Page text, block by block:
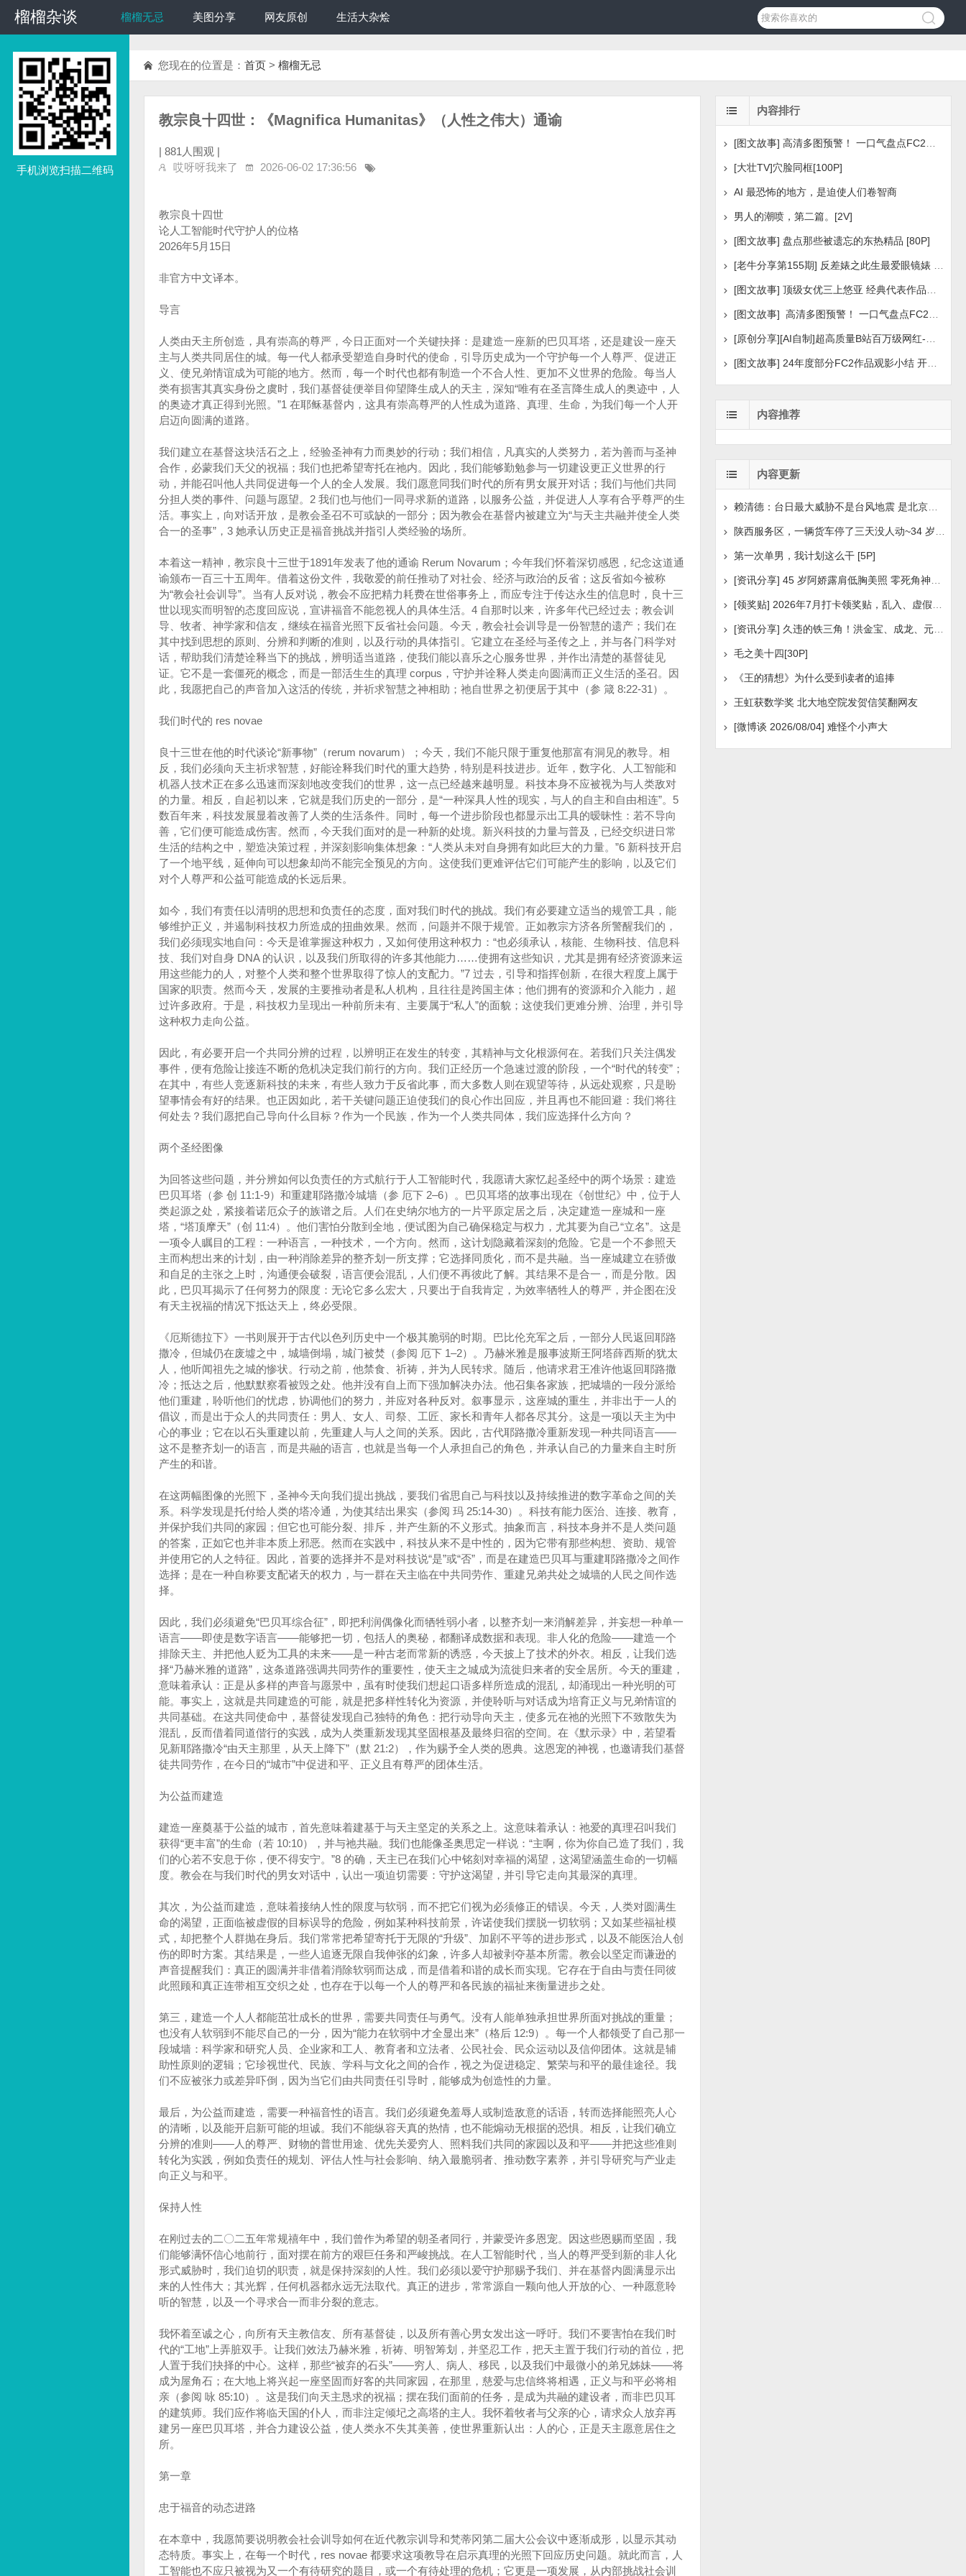
榴榴杂谈
榴榴杂谈 榴榴无忌 美图分享 网友原创 生活大杂烩
手机浏览扫描二维码
您现在的位置是： 首页 > 榴榴无忌
教宗良十四世：《Magnifica Humanitas》（人性之伟大）通谕
| 881人围观 |
哎呀呀我来了
2026-06-02 17:36:56
教宗良十四世
论人工智能时代守护人的位格
2026年5月15日
非官方中文译本。
导言
人类由天主所创造，具有崇高的尊严，今日正面对一个关键抉择：是建造一座新的巴贝耳塔，还是建设一座天
主与人类共同居住的城。每一代人都承受塑造自身时代的使命，引导历史成为一个守护每一个人尊严、促进正
义、使兄弟情谊成为可能的地方。然而，每一个时代也都有制造一个不合人性、更加不义世界的危险。每当人
类有损害其真实身份之虞时，我们基督徒便举目仰望降生成人的天主，深知“唯有在圣言降生成人的奥迹中，人
的奥迹才真正得到光照。”1 在耶稣基督内，这具有崇高尊严的人性成为道路、真理、生命，为我们每一个人开
启迈向圆满的道路。
我们建立在基督这块活石之上，经验圣神有力而奥妙的行动；我们相信，凡真实的人类努力，若为善而与圣神
合作，必蒙我们天父的祝福；我们也把希望寄托在祂内。因此，我们能够勤勉参与一切建设更正义世界的行
动，并能召叫他人共同促进每一个人的全人发展。我们愿意同我们时代的所有男女展开对话；我们与他们共同
分担人类的事件、问题与愿望。2 我们也与他们一同寻求新的道路，以服务公益，并促进人人享有合乎尊严的生
活。事实上，向对话开放，是教会圣召不可或缺的一部分；因为教会在基督内被建立为“与天主共融并使全人类
合一的圣事”，3 她承认历史正是福音挑战并指引人类经验的场所。
本着这一精神，教宗良十三世于1891年发表了他的通谕 Rerum Novarum；今年我们怀着深切感恩，纪念这道通
谕颁布一百三十五周年。借着这份文件，我敬爱的前任推动了对社会、经济与政治的反省；这反省如今被称
为“教会社会训导”。当有人反对说，教会不应把精力耗费在世俗事务上，而应专注于传达永生的信息时，良十三
世以现实而明智的态度回应说，宣讲福音不能忽视人的具体生活。4 自那时以来，许多年代已经过去；教会训
导、牧者、神学家和信友，继续在福音光照下反省社会问题。今天，教会社会训导是一份智慧的遗产；我们在
其中找到思想的原则、分辨和判断的准则，以及行动的具体指引。它建立在圣经与圣传之上，并与各门科学对
话，帮助我们清楚诠释当下的挑战，辨明适当道路，使我们能以喜乐之心服务世界，并作出清楚的基督徒见
证。它不是一套僵死的概念，而是一部活生生的真理 corpus，守护并诠释人类走向圆满而正义生活的圣召。因
此，我愿把自己的声音加入这活的传统，并祈求智慧之神相助；祂自世界之初便居于其中（参 箴 8:22-31）。
我们时代的 res novae
良十三世在他的时代谈论“新事物”（rerum novarum）；今天，我们不能只限于重复他那富有洞见的教导。相
反，我们必须向天主祈求智慧，好能诠释我们时代的重大趋势，特别是科技进步。近年，数字化、人工智能和
机器人技术正在多么迅速而深刻地改变我们的世界，这一点已经越来越明显。科技本身不应被视为与人类敌对
的力量。相反，自起初以来，它就是我们历史的一部分，是“一种深具人性的现实，与人的自主和自由相连”。5
数百年来，科技发展显着改善了人类的生活条件。同时，每一个进步阶段也都显示出工具的暧昧性：若不导向
善，它们便可能造成伤害。然而，今天我们面对的是一种新的处境。新兴科技的力量与普及，已经交织进日常
生活的结构之中，塑造决策过程，并深刻影响集体想象：“人类从未对自身拥有如此巨大的力量。”6 新科技开启
了一个地平线，延伸向可以想象却尚不能完全预见的方向。这使我们更难评估它们可能产生的影响，以及它们
对个人尊严和公益可能造成的长远后果。
如今，我们有责任以清明的思想和负责任的态度，面对我们时代的挑战。我们有必要建立适当的规管工具，能
够维护正义，并遏制科技权力所造成的扭曲效果。然而，问题并不限于规管。正如教宗方济各所警醒我们的，
我们必须现实地自问：今天是谁掌握这种权力，又如何使用这种权力：“也必须承认，核能、生物科技、信息科
技、我们对自身 DNA 的认识，以及我们所取得的许多其他能力……使拥有这些知识，尤其是拥有经济资源来运
用这些能力的人，对整个人类和整个世界取得了惊人的支配力。”7 过去，引导和指挥创新，在很大程度上属于
国家的职责。然而今天，发展的主要推动者是私人机构，且往往是跨国主体；他们拥有的资源和介入能力，超
过许多政府。于是，科技权力呈现出一种前所未有、主要属于“私人”的面貌；这使我们更难分辨、治理，并引导
这种权力走向公益。
因此，有必要开启一个共同分辨的过程，以辨明正在发生的转变，其精神与文化根源何在。若我们只关注偶发
事件，便有危险让接连不断的危机决定我们前行的方向。我们正经历一个急速过渡的阶段，一个“时代的转变”；
在其中，有些人竞逐新科技的未来，有些人致力于反省此事，而大多数人则在观望等待，从远处观察，只是盼
望事情会有好的结果。也正因如此，若干关键问题正迫使我们的良心作出回应，并且再也不能回避：我们将往
何处去？我们愿把自己导向什么目标？作为一个民族，作为一个人类共同体，我们应选择什么方向？
两个圣经图像
为回答这些问题，并分辨如何以负责任的方式航行于人工智能时代，我愿请大家忆起圣经中的两个场景：建造
巴贝耳塔（参 创 11:1-9）和重建耶路撒冷城墙（参 厄下 2–6）。巴贝耳塔的故事出现在《创世纪》中，位于人
类起源之处，紧接着诺厄众子的族谱之后。人们在史纳尔地方的一片平原定居之后，决定建造一座城和一座
塔，“塔顶摩天”（创 11:4）。他们害怕分散到全地，便试图为自己确保稳定与权力，尤其要为自己“立名”。这是
一项令人瞩目的工程：一种语言，一种技术，一个方向。然而，这计划隐藏着深刻的危险。它是一个不参照天
主而构想出来的计划，由一种消除差异的整齐划一所支撑；它选择同质化，而不是共融。当一座城建立在骄傲
和自足的主张之上时，沟通便会破裂，语言便会混乱，人们便不再彼此了解。其结果不是合一，而是分散。因
此，巴贝耳揭示了任何努力的限度：无论它多么宏大，只要出于自我肯定，为效率牺牲人的尊严，并企图在没
有天主祝福的情况下抵达天上，终必受限。
《厄斯德拉下》一书则展开于古代以色列历史中一个极其脆弱的时期。巴比伦充军之后，一部分人民返回耶路
撒冷，但城仍在废墟之中，城墙倒塌，城门被焚（参阅 厄下 1–2）。乃赫米雅是服事波斯王阿塔薛西斯的犹太
人，他听闻祖先之城的惨状。行动之前，他禁食、祈祷，并为人民转求。随后，他请求君王准许他返回耶路撒
冷；抵达之后，他默默察看被毁之处。他并没有自上而下强加解决办法。他召集各家族，把城墙的一段分派给
他们重建，聆听他们的忧虑，协调他们的努力，并应对各种反对。叙事显示，这座城的重生，并非出于一人的
倡议，而是出于众人的共同责任：男人、女人、司祭、工匠、家长和青年人都各尽其分。这是一项以天主为中
心的事业；它在以石头重建以前，先重建人与人之间的关系。因此，古代耶路撒冷重新发现一种共同语言——
这不是整齐划一的语言，而是共融的语言，也就是当每一个人承担自己的角色，并承认自己的力量来自主时所
产生的和谐。
在这两幅图像的光照下，圣神今天向我们提出挑战，要我们省思自己与科技以及持续推进的数字革命之间的关
系。科学发现是托付给人类的塔冷通，为使其结出果实（参阅 玛 25:14-30）。科技有能力医治、连接、教育，
并保护我们共同的家园；但它也可能分裂、排斥，并产生新的不义形式。抽象而言，科技本身并不是人类问题
的答案，正如它也并非本质上邪恶。然而在实践中，科技从来不是中性的，因为它带有那些构想、资助、规管
并使用它的人之特征。因此，首要的选择并不是对科技说“是”或“否”，而是在建造巴贝耳与重建耶路撒冷之间作
选择；是在一种自称要支配诸天的权力，与一群在天主临在中共同劳作、重建兄弟共处之城墙的人民之间作选
择。
因此，我们必须避免“巴贝耳综合征”，即把利润偶像化而牺牲弱小者，以整齐划一来消解差异，并妄想一种单一
语言——即使是数字语言——能够把一切，包括人的奥秘，都翻译成数据和表现。非人化的危险——建造一个
排除天主、并把他人贬为工具的未来——是一种古老而常新的诱惑，今天披上了技术的外衣。相反，让我们选
择“乃赫米雅的道路”，这条道路强调共同劳作的重要性，使天主之城成为流徙归来者的安全居所。今天的重建，
意味着承认：正是从多样的声音与愿景中，虽有时使我们想起口语多样所造成的混乱，却涌现出一种光明的可
能。事实上，这就是共同建造的可能，就是把多样性转化为资源，并使聆听与对话成为培育正义与兄弟情谊的
共同基础。在这共同使命中，基督徒发现自己独特的角色：把行动导向天主，使多元在祂的光照下不致散失为
混乱，反而借着同道偕行的实践，成为人类重新发现其坚固根基及最终归宿的空间。在《默示录》中，若望看
见新耶路撒冷“由天主那里，从天上降下”（默 21:2），作为赐予全人类的恩典。这恩宠的神视，也邀请我们基督
徒共同劳作，在今日的“城市”中促进和平、正义且有尊严的团体生活。
为公益而建造
建造一座奠基于公益的城市，首先意味着建基于与天主坚定的关系之上。这意味着承认：祂爱的真理召叫我们
获得“更丰富”的生命（若 10:10），并与祂共融。我们也能像圣奥思定一样说：“主啊，你为你自己造了我们，我
们的心若不安息于你，便不得安宁。”8 的确，天主已在我们心中铭刻对幸福的渴望，这渴望涵盖生命的一切幅
度。教会在与我们时代的男女对话中，认出一项迫切需要：守护这渴望，并引导它走向其最深的真理。
其次，为公益而建造，意味着接纳人性的限度与软弱，而不把它们视为必须修正的错误。今天，人类对圆满生
命的渴望，正面临被虚假的目标误导的危险，例如某种科技前景，许诺使我们摆脱一切软弱；又如某些福祉模
式，却把整个人群抛在身后。我们常常把希望寄托于无限的“升级”、加剧不平等的进步形式，以及不能医治人创
伤的即时方案。其结果是，一些人追逐无限自我伸张的幻象，许多人却被剥夺基本所需。教会以坚定而谦逊的
声音提醒我们：真正的圆满并非借着消除软弱而达成，而是借着和谐的成长而实现。它存在于自由与责任同彼
此照顾和真正连带相互交织之处，也存在于以每一个人的尊严和各民族的福祉来衡量进步之处。
第三，建造一个人人都能茁壮成长的世界，需要共同责任与勇气。没有人能单独承担世界所面对挑战的重量；
也没有人软弱到不能尽自己的一分，因为“能力在软弱中才全显出来”（格后 12:9）。每一个人都领受了自己那一
段城墙：科学家和研究人员、企业家和工人、教育者和立法者、公民社会、民众运动以及信仰团体。这就是辅
助性原则的逻辑；它珍视世代、民族、学科与文化之间的合作，视之为促进稳定、繁荣与和平的最佳途径。我
们不应被张力或差异吓倒，因为当它们由共同责任引导时，能够成为创造性的力量。
最后，为公益而建造，需要一种福音性的语言。我们必须避免羞辱人或制造敌意的话语，转而选择能照亮人心
的清晰，以及能开启新可能的坦诚。我们不能纵容天真的热情，也不能煽动无根据的恐惧。相反，让我们确立
分辨的准则——人的尊严、财物的普世用途、优先关爱穷人、照料我们共同的家园以及和平——并把这些准则
转化为实践，例如负责任的规划、评估人性与社会影响、纳入最脆弱者、推动数字素养，并引导研究与产业走
向正义与和平。
保持人性
在刚过去的二〇二五年常规禧年中，我们曾作为希望的朝圣者同行，并蒙受许多恩宠。因这些恩赐而坚固，我
们能够满怀信心地前行，面对摆在前方的艰巨任务和严峻挑战。在人工智能时代，当人的尊严受到新的非人化
形式威胁时，我们迫切的职责，就是保持深刻的人性。我们必须以爱守护那赐予我们、并在基督内圆满显示出
来的人性伟大；其光辉，任何机器都永远无法取代。真正的进步，常常源自一颗向他人开放的心、一种愿意聆
听的智慧，以及一个寻求合一而非分裂的意志。
我怀着至诚之心，向所有天主教信友、所有基督徒，以及所有善心男女发出这一呼吁。我们不要害怕在我们时
代的“工地”上弄脏双手。让我们效法乃赫米雅，祈祷、明智筹划，并坚忍工作，把天主置于我们行动的首位，把
人置于我们抉择的中心。这样，那些“被弃的石头”——穷人、病人、移民，以及我们中最微小的弟兄姊妹——将
成为屋角石；在大地上将兴起一座坚固而好客的共同家园，在那里，慈爱与忠信终将相遇，正义与和平必将相
亲（参阅 咏 85:10）。这是我们向天主恳求的祝福；摆在我们面前的任务，是成为共融的建设者，而非巴贝耳
的建筑师。我们应作将临天国的仆人，而非注定倾圮之高塔的主人。我怀着牧者与父亲的心，请求众人放弃再
建另一座巴贝耳塔，并合力建设公益，使人类永不失其美善，使世界重新认出：人的心，正是天主愿意居住之
所。
第一章
忠于福音的动态进路
在本章中，我愿简要说明教会社会训导如何在近代教宗训导和梵蒂冈第二届大公会议中逐渐成形，以显示其动
态特质。事实上，在每一个时代，res novae 都要求这项教导在启示真理的光照下回应历史问题。就此而言，人
工智能也不应只被视为又一个有待研究的题目，或一个有待处理的危机；它更是一项发展，从内部挑战社会训
内容排行
[大壮TV]穴脸同框[100P]
AI 最恐怖的地方，是迫使人们卷智商
男人的潮喷，第二篇。[2V]
[图文故事] 盘点那些被遗忘的东热精品 [80P]
[图文故事] 24年度部分FC2作品观影小结 开年王炸后续
内容推荐
内容更新
赖清德：台日最大威胁不是台风地震 是北京侵扰胁迫
第一次单男，我计划这么干 [5P]
[资讯分享] 久违的铁三角！洪金宝、成龙、元彪最新合照
毛之美十四[30P]
《王的猜想》为什么受到读者的追捧
王虹获数学奖 北大地空院发贺信笑翻网友
[微博谈 2026/08/04] 难怪个小声大